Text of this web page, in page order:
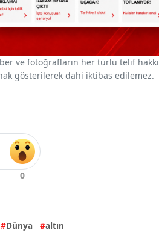
ve fotoğrafların her türlü telif hakkı
gösterilerek dahi iktibas edilemez.
Dünya altın